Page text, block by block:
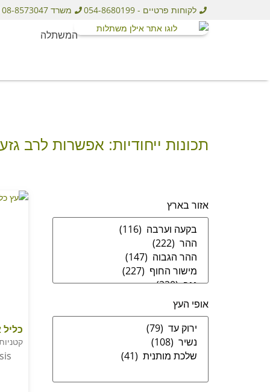
לקוחות פרטיים - 054-8680199 משרד 08-8573047
המשתלה
תכונות ייחודיות: אפשרות לרב גזע
אזור בארץ
אופי העץ